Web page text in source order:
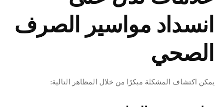
انسداد مواسير الصرف
الصحي
يمكن اكتشاف المشكلة مبكرًا من خلال المظاهر التالية: